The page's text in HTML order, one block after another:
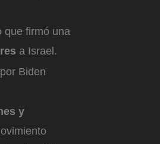
que firmó una
a Israel.
Biden
y